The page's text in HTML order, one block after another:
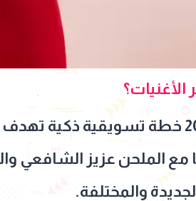
الأغنيات؟
تتبع شيرين في صيف 2026 خطة
الملحن عزيز الشافعي
والمختلفة.